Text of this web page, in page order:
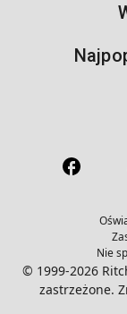
Nie
© 1999-2026
zastrzeżone.